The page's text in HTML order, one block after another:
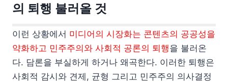
의 퇴행 불러올 것
이런 상황에서 미디어의 시장화는 콘텐츠의 공공성을
약화하고 민주주의와 사회적 공론의 퇴행을 불러온
다. 담론을 부실하게 하거나 왜곡한다. 이러한 퇴행은
사회적 감시와 견제, 균형 그리고 민주주의 의사결정